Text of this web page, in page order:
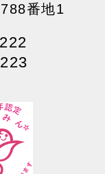
番地1